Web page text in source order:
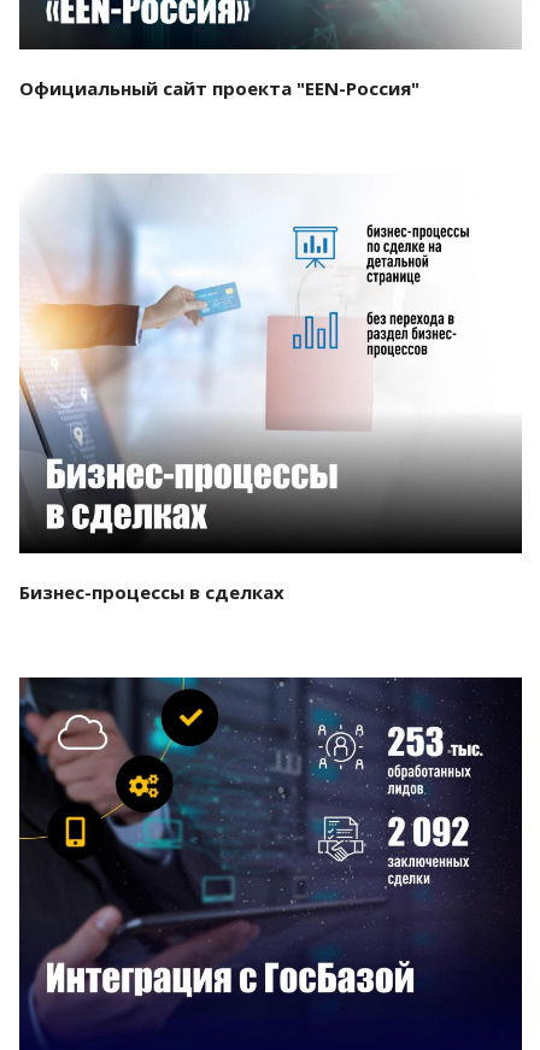
Официальный сайт проекта "EEN-Россия"
Бизнес-процессы в сделках
Смотреть проект